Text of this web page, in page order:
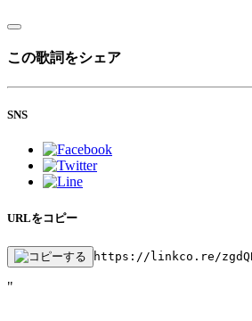
この歌詞をシェア
SNS
URLをコピー
https://linkco.re/
"